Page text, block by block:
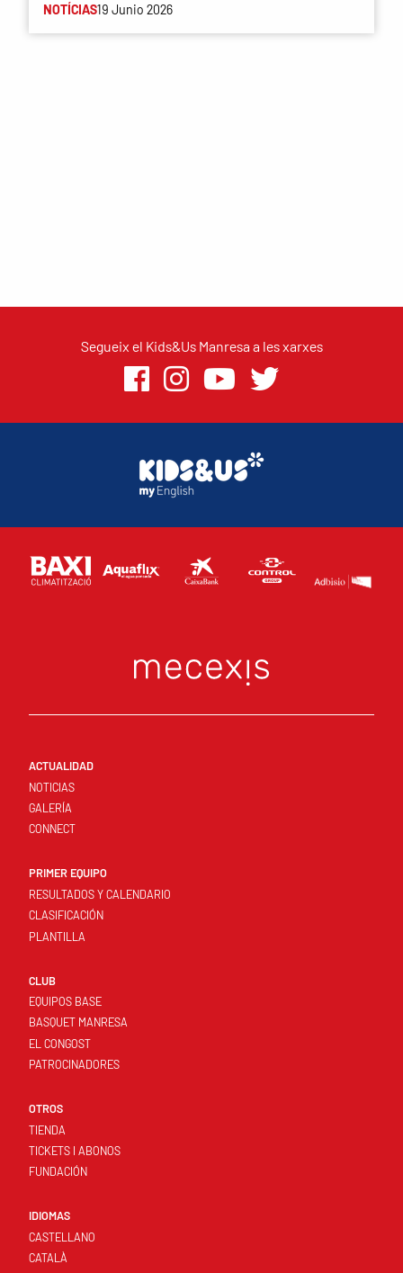
NOTÍCIAS19 Junio 2026
Segueix el Kids&Us Manresa a les xarxes
ACTUALIDAD
NOTICIAS
GALERÍA
CONNECT
PRIMER EQUIPO
RESULTADOS Y CALENDARIO
CLASIFICACIÓN
PLANTILLA
CLUB
EQUIPOS BASE
BASQUET MANRESA
EL CONGOST
PATROCINADORES
OTROS
TIENDA
TICKETS I ABONOS
FUNDACIÓN
IDIOMAS
CASTELLANO
CATALÀ